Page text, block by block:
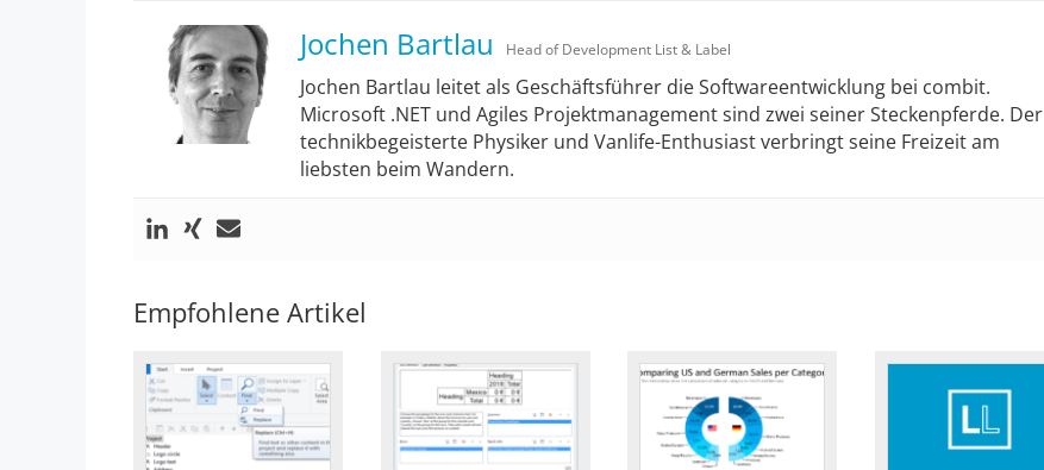
Jochen Bartlau Head of Development List & Label
Jochen Bartlau leitet als Geschäftsführer die Softwareentwicklung bei combit.
Microsoft .NET und Agiles Projektmanagement sind zwei seiner Steckenpferde. Der
technikbegeisterte Physiker und Vanlife-Enthusiast verbringt seine Freizeit am
liebsten beim Wandern.
Empfohlene Artikel